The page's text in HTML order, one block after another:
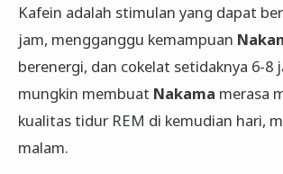
Kafein adalah stimulan yang dapat
jam, mengganggu kemampuan
berenergi, dan cokelat setidaknya 6-
mungkin membuat Nakama merasa
kualitas tidur REM di kemudian hari,
malam.